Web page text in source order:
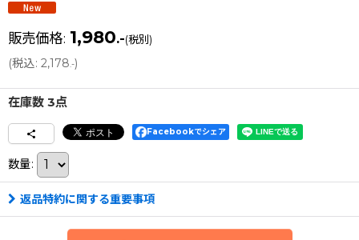
販売価格: 1,980.-(税別)
(税込: 2,178.-)
在庫数 3点
Facebookでシェア
数量:
返品特約に関する重要事項